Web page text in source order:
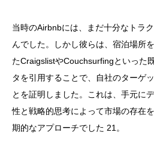
当時のAirbnbには、まだ十分なトラ
んでした。しかし彼らは、宿泊場所
たCraigslistやCouchsurfingといった
タを引用することで、自社のターゲ
とを証明しました。これは、手元に
性と戦略的思考によって市場の存在
期的なアプローチでした 21。